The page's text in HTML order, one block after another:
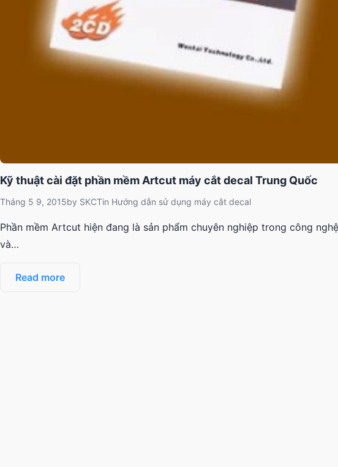
Kỹ thuật cài đặt phần mềm Artcut máy cắt decal Trung Quốc
Tháng 5 9, 2015by SKCTin Hướng dẫn sử dụng máy cắt decal
Phần mềm Artcut hiện đang là sản phẩm chuyên nghiệp trong công
và…
Read more